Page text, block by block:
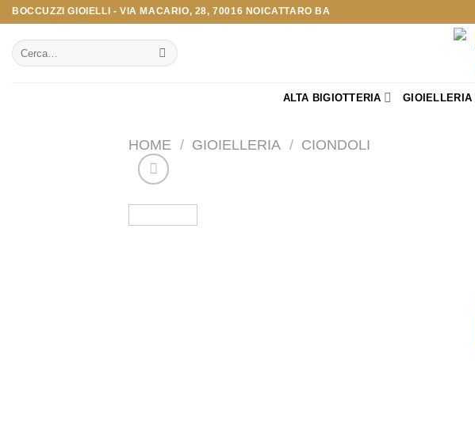
Salta
contenuti
BOCCUZZI GIOIELLI - VIA MACARIO, 28, 70016 NOICATTARO BA
Cerca:
ALTA BIGIOTTERIA GIOIELLERIA
HOME / GIOIELLERIA / CIONDOLI